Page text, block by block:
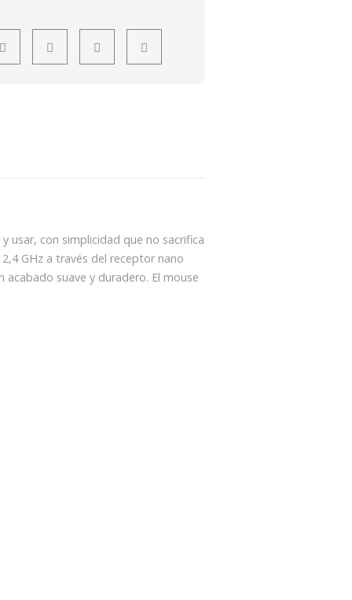
usar, con simplicidad que no sacrifica
GHz a través del receptor nano
suave y duradero. El mouse